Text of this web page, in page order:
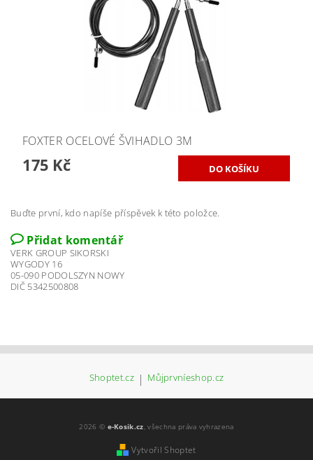
FOXTER OCELOVÉ ŠVIHADLO 3M
175 Kč
Buďte první, kdo napíše příspěvek k této položce.
Přidat komentář
VERK GROUP SIKORSKI
WYGODY 16
05-090 PODOLSZYN NOWY
DIČ 5342500808
Shoptet.cz | Můjprvníeshop.cz
2026 © e-Kosik.cz, všechna práva vyhrazena
Vytvořil Shoptet